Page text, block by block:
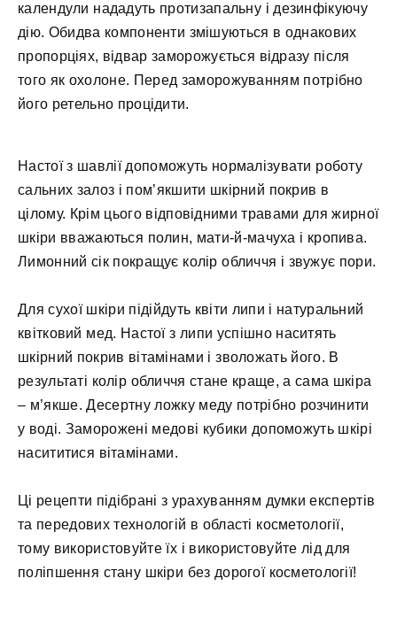
календули нададуть протизапальну і дезинфікуючу
дію. Обидва компоненти змішуються в однакових
пропорціях, відвар заморожується відразу після
того як охолоне. Перед заморожуванням потрібно
його ретельно процідити.
Настої з шавлії допоможуть нормалізувати роботу
сальних залоз і пом’якшити шкірний покрив в
цілому. Крім цього відповідними травами для жирної
шкіри вважаються полин, мати-й-мачуха і кропива.
Лимонний сік покращує колір обличчя і звужує пори.
Для сухої шкіри підійдуть квіти липи і натуральний
квітковий мед. Настої з липи успішно наситять
шкірний покрив вітамінами і зволожать його. В
результаті колір обличчя стане краще, а сама шкіра
– м’якше. Десертну ложку меду потрібно розчинити
у воді. Заморожені медові кубики допоможуть шкірі
насититися вітамінами.
Ці рецепти підібрані з урахуванням думки експертів
та передових технологій в області косметології,
тому використовуйте їх і використовуйте лід для
поліпшення стану шкіри без дорогої косметології!